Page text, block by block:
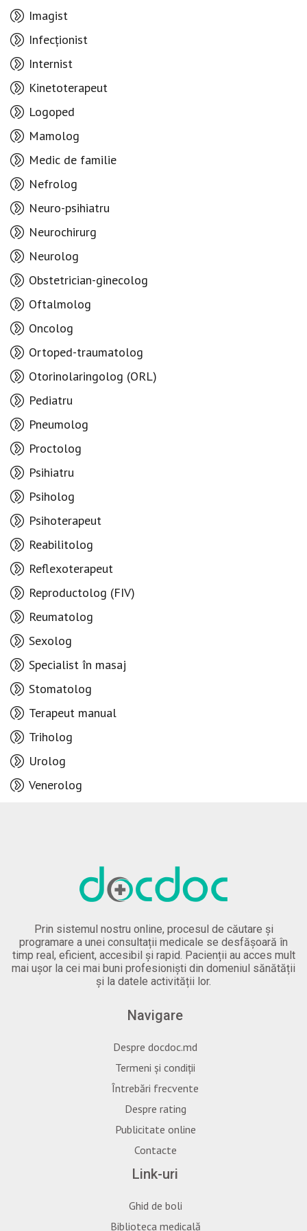
Imagist
Infecționist
Internist
Kinetoterapeut
Logoped
Mamolog
Medic de familie
Nefrolog
Neuro-psihiatru
Neurochirurg
Neurolog
Obstetrician-ginecolog
Oftalmolog
Oncolog
Ortoped-traumatolog
Otorinolaringolog (ORL)
Pediatru
Pneumolog
Proctolog
Psihiatru
Psiholog
Psihoterapeut
Reabilitolog
Reflexoterapeut
Reproductolog (FIV)
Reumatolog
Sexolog
Specialist în masaj
Stomatolog
Terapeut manual
Triholog
Urolog
Venerolog
Prin sistemul nostru online, procesul de căutare și
programare a unei consultații medicale se desfășoară în
timp real, eficient, accesibil și rapid. Pacienții au acces mult
mai ușor la cei mai buni profesioniști din domeniul sănătății
și la datele activității lor.
Navigare
Despre docdoc.md
Termeni și condiții
Întrebări frecvente
Despre rating
Publicitate online
Contacte
Link-uri
Ghid de boli
Biblioteca medicală